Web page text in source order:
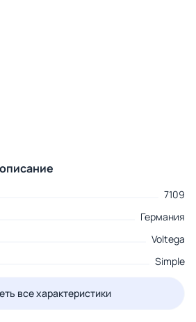
7109
Германия
Voltega
Simple
все характеристики